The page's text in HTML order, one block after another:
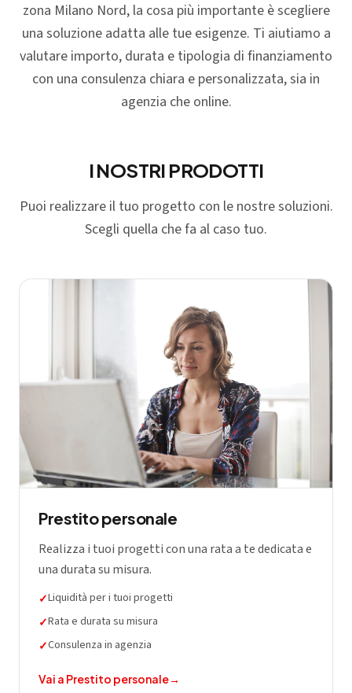
zona Milano Nord, la cosa più importante è scegliere
una soluzione adatta alle tue esigenze. Ti aiutiamo a
valutare importo, durata e tipologia di finanziamento
con una consulenza chiara e personalizzata, sia in
agenzia che online.
I NOSTRI PRODOTTI
Puoi realizzare il tuo progetto con le nostre soluzioni.
Scegli quella che fa al caso tuo.
Prestito personale
Realizza i tuoi progetti con una rata a te dedicata e
una durata su misura.
✓Liquidità per i tuoi progetti
✓Rata e durata su misura
✓Consulenza in agenzia
Vai a Prestito personale→